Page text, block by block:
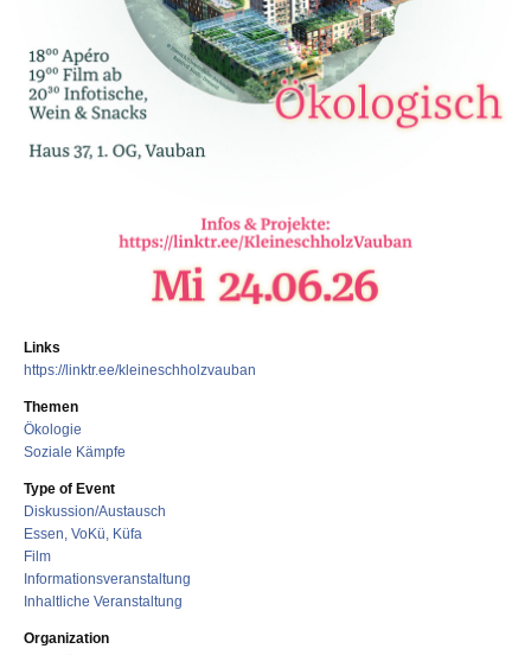
Links
https://linktr.ee/kleineschholzvauban
Themen
Ökologie
Soziale Kämpfe
Type of Event
Diskussion/Austausch
Essen, VoKü, Küfa
Film
Informationsveranstaltung
Inhaltliche Veranstaltung
Organization